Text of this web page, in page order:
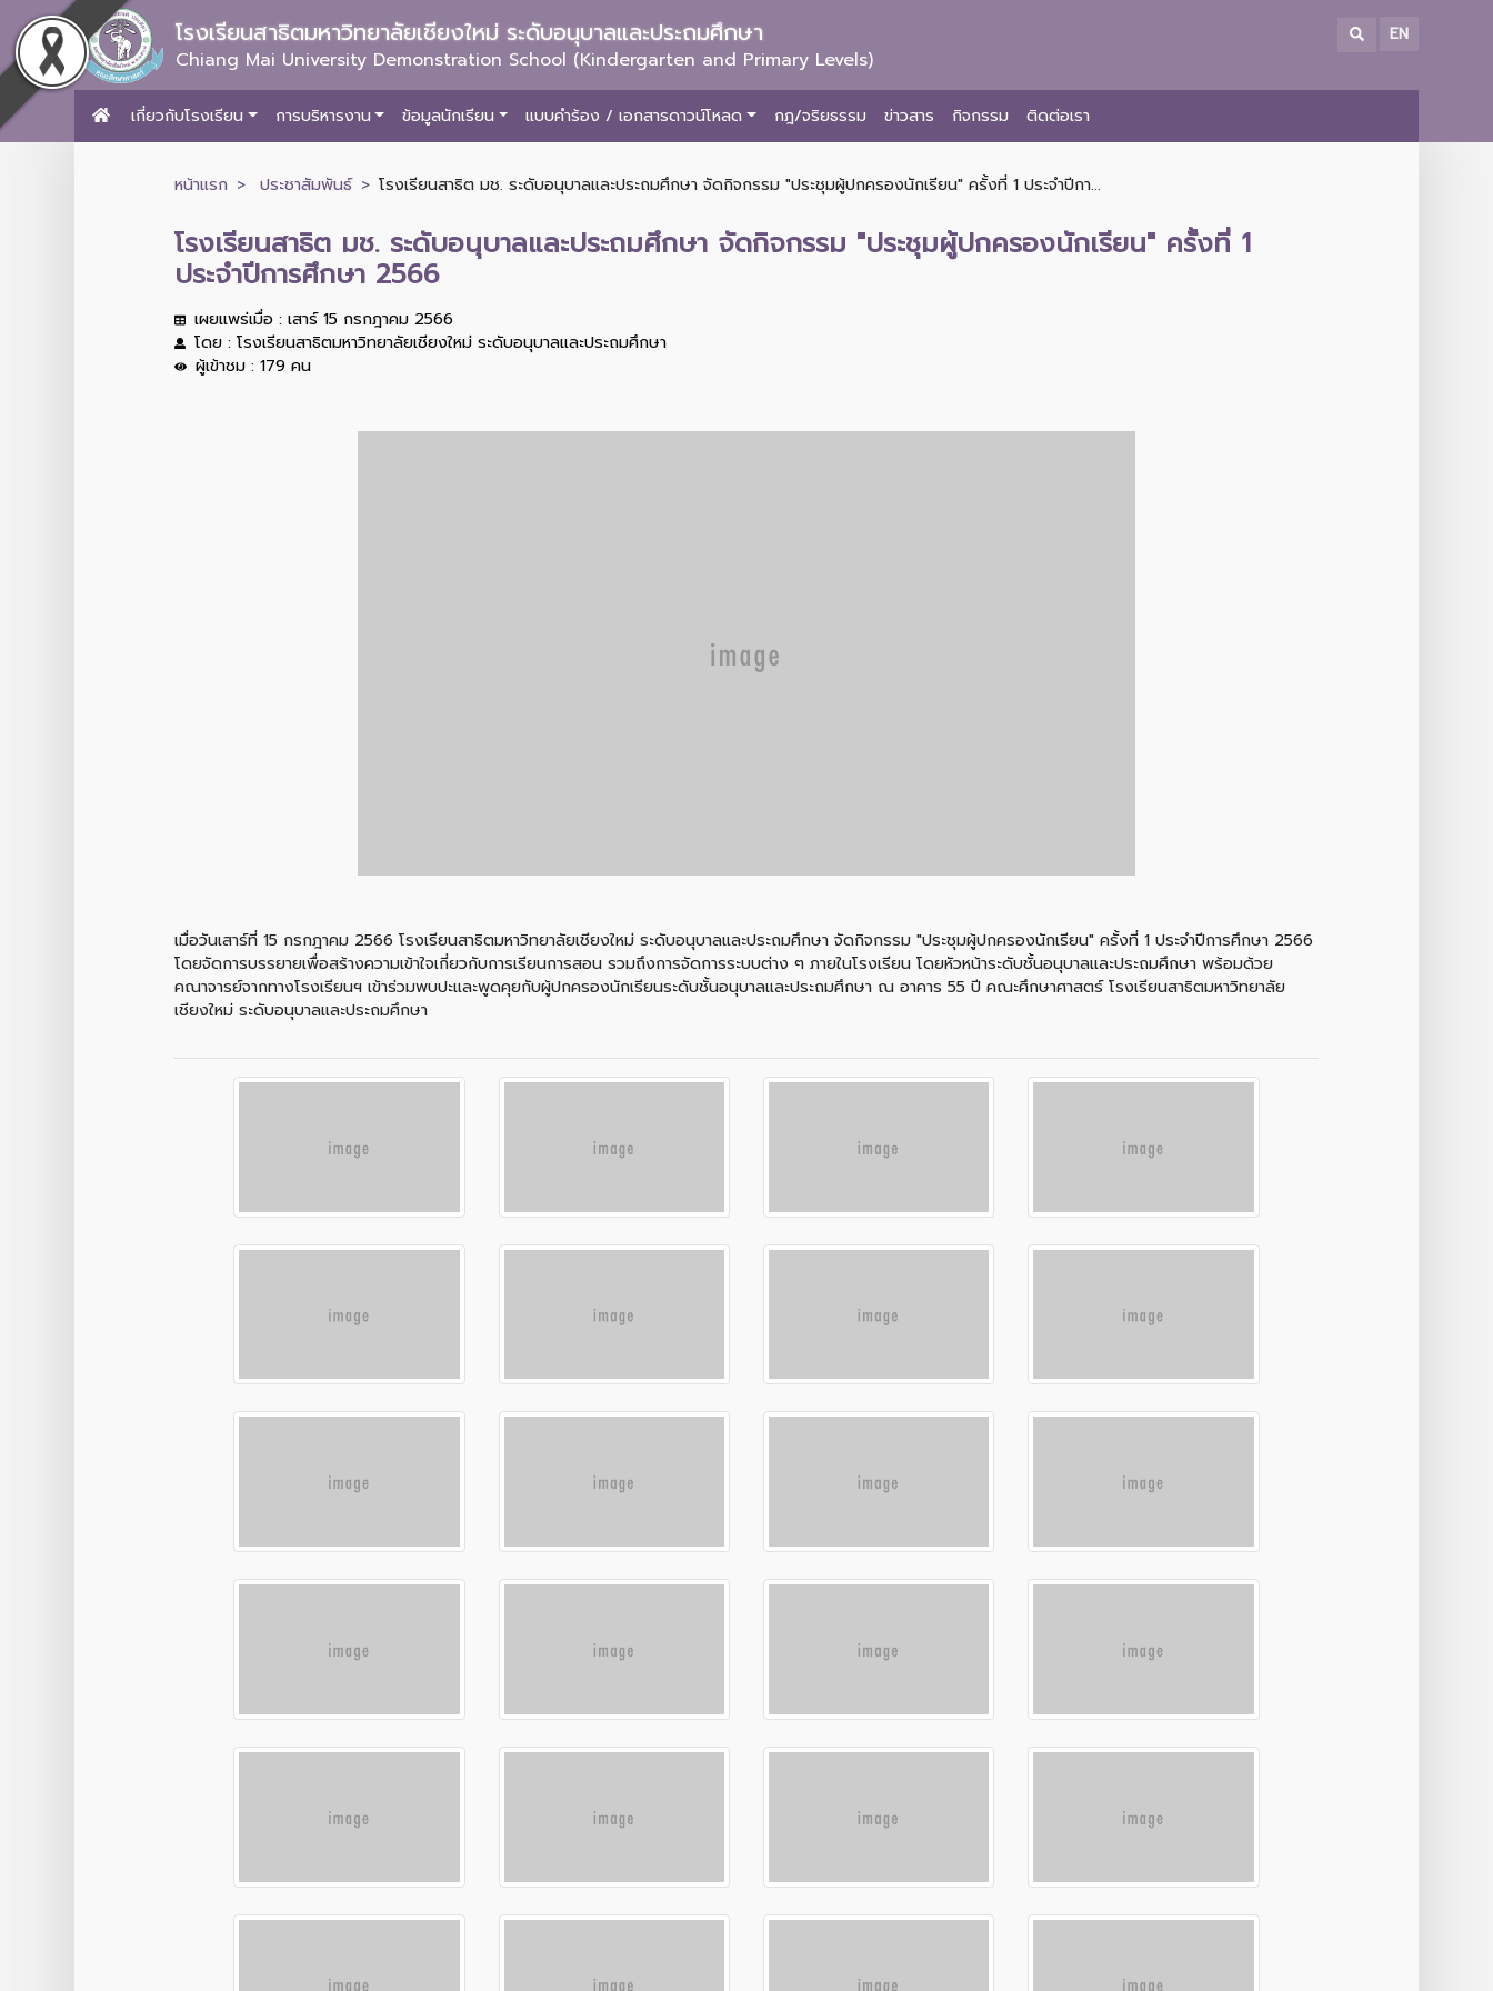
โรงเรียนสาธิตมหาวิทยาลัยเชียงใหม่ ระดับอนุบาลและประถมศึกษา
Chiang Mai University Demonstration School (Kindergarten and Primary Levels)
EN
เกี่ยวกับโรงเรียน การบริหารงาน ข้อมูลนักเรียน แบบคำร้อง / เอกสารดาวน์โหลด กฎ/จริยธรรม ข่าวสาร กิจกรรม ติดต่อเรา
หน้าแรก ประชาสัมพันธ์ โรงเรียนสาธิต มช. ระดับอนุบาลและประถมศึกษา จัดกิจกรรม "ประชุมผู้ปกครองนักเรียน" ครั้งที่ 1 ประจำปีกา...
โรงเรียนสาธิต มช. ระดับอนุบาลและประถมศึกษา จัดกิจกรรม "ประชุมผู้ปกครองนักเรียน" ครั้งที่ 1
ประจำปีการศึกษา 2566
เผยแพร่เมื่อ : เสาร์ 15 กรกฎาคม 2566
โดย : โรงเรียนสาธิตมหาวิทยาลัยเชียงใหม่ ระดับอนุบาลและประถมศึกษา
ผู้เข้าชม : 179 คน
เมื่อวันเสาร์ที่ 15 กรกฎาคม 2566 โรงเรียนสาธิตมหาวิทยาลัยเชียงใหม่ ระดับอนุบาลและประถมศึกษา จัดกิจกรรม "ประชุมผู้ปกครองนักเรียน" ครั้งที่ 1 ประจำปีการศึกษา 2566
โดยจัดการบรรยายเพื่อสร้างความเข้าใจเกี่ยวกับการเรียนการสอน รวมถึงการจัดการระบบต่าง ๆ ภายในโรงเรียน โดยหัวหน้าระดับชั้นอนุบาลและประถมศึกษา พร้อมด้วย
คณาจารย์จากทางโรงเรียนฯ เข้าร่วมพบปะและพูดคุยกับผู้ปกครองนักเรียนระดับชั้นอนุบาลและประถมศึกษา ณ อาคาร 55 ปี คณะศึกษาศาสตร์ โรงเรียนสาธิตมหาวิทยาลัย
เชียงใหม่ ระดับอนุบาลและประถมศึกษา